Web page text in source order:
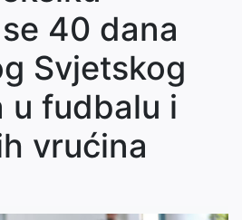
40 dana
Svjetskog
u fudbalu i
vrućina